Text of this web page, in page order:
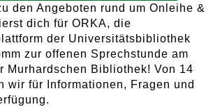
den Angeboten rund um Onleihe &
dich für ORKA, die
der Universitätsbibliothek
zur offenen Sprechstunde am
Murhardschen Bibliothek! Von 14
wir für Informationen, Fragen und